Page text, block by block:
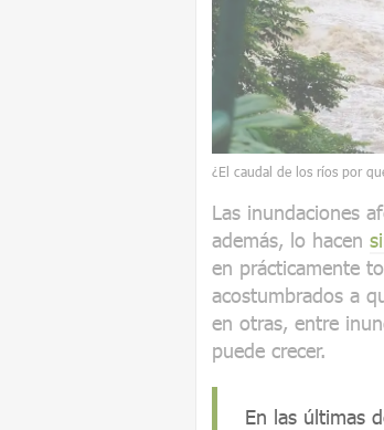
¿El caudal de los ríos por
Las inundaciones
además, lo hacen
en prácticamente
acostumbrados a
en otras, entre
puede crecer.
En las últimas